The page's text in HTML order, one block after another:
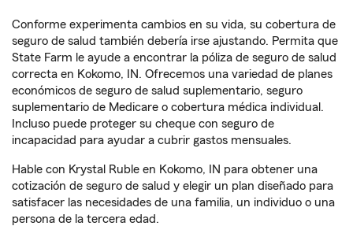
Conforme experimenta cambios en su vida, su cobertura de
seguro de salud también debería irse ajustando. Permita que
State Farm le ayude a encontrar la póliza de seguro de salud
correcta en Kokomo, IN. Ofrecemos una variedad de planes
económicos de seguro de salud suplementario, seguro
suplementario de Medicare o cobertura médica individual.
Incluso puede proteger su cheque con seguro de
incapacidad para ayudar a cubrir gastos mensuales.
Hable con Krystal Ruble en Kokomo, IN para obtener una
cotización de seguro de salud y elegir un plan diseñado para
satisfacer las necesidades de una familia, un individuo o una
persona de la tercera edad.